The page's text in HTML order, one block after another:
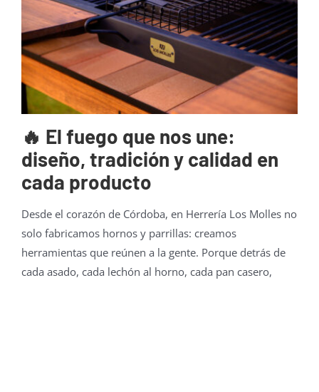
🔥 El fuego que nos une:
diseño, tradición y calidad en
cada producto
Desde el corazón de Córdoba, en Herrería Los Molles no
solo fabricamos hornos y parrillas: creamos
herramientas que reúnen a la gente. Porque detrás de
cada asado, cada lechón al horno, cada pan casero,